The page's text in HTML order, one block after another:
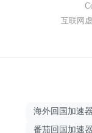
互联网
海外回国加速器
番茄回国加速器